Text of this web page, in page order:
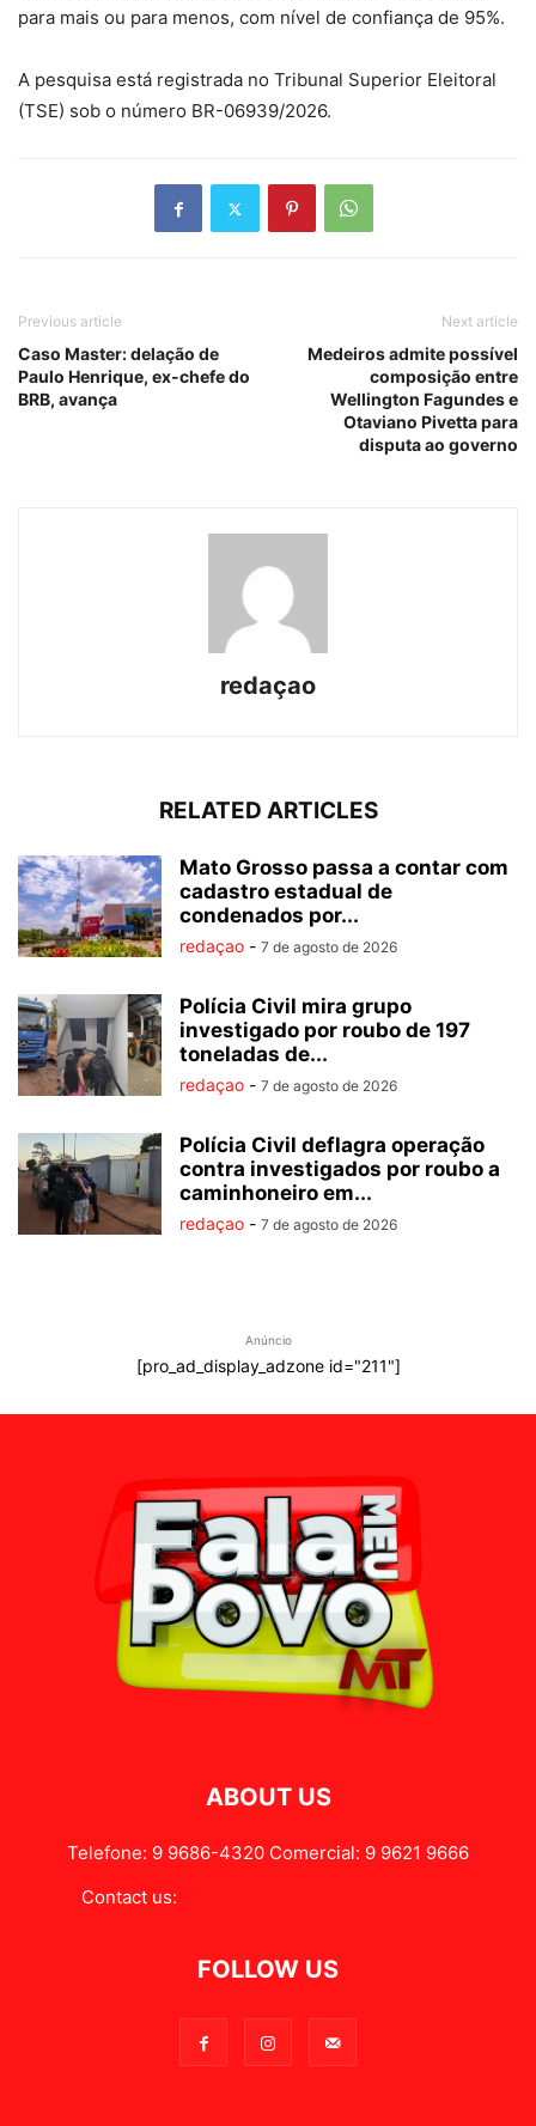
para mais ou para menos, com nível de confiança de 95%.
A pesquisa está registrada no Tribunal Superior Eleitoral
(TSE) sob o número BR-06939/2026.
Previous article
Caso Master: delação de
Paulo Henrique, ex-chefe do
BRB, avança
Next article
Medeiros admite possível
composição entre
Wellington Fagundes e
Otaviano Pivetta para
disputa ao governo
redaçao
RELATED ARTICLES
Mato Grosso passa a contar com
cadastro estadual de
condenados por...
redaçao - 7 de agosto de 2026
Polícia Civil mira grupo
investigado por roubo de 197
toneladas de...
redaçao - 7 de agosto de 2026
Polícia Civil deflagra operação
contra investigados por roubo a
caminhoneiro em...
redaçao - 7 de agosto de 2026
Anúncio
[pro_ad_display_adzone id="211"]
ABOUT US
Telefone: 9 9686-4320 Comercial: 9 9621 9666
Contact us:
FOLLOW US